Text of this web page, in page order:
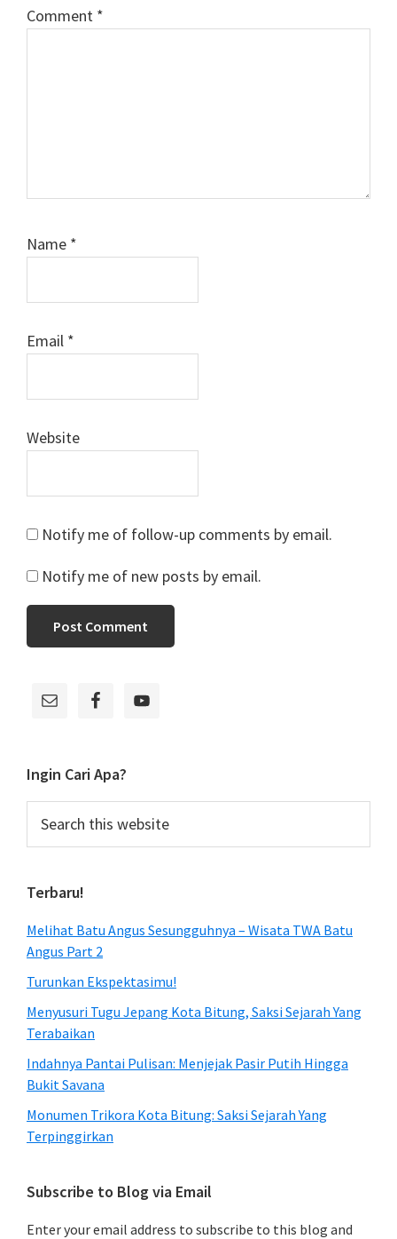
Comment *
Name *
Email *
Website
Notify me of follow-up comments by email.
Notify me of new posts by email.
Primary
Ingin Cari Apa?
this
website
Terbaru!
Melihat Batu Angus Sesungguhnya – Wisata TWA Batu
Angus Part 2
Turunkan Ekspektasimu!
Menyusuri Tugu Jepang Kota Bitung, Saksi Sejarah Yang
Terabaikan
Indahnya Pantai Pulisan: Menjejak Pasir Putih Hingga
Bukit Savana
Monumen Trikora Kota Bitung: Saksi Sejarah Yang
Terpinggirkan
Subscribe to Blog via Email
Enter your email address to subscribe to this blog and